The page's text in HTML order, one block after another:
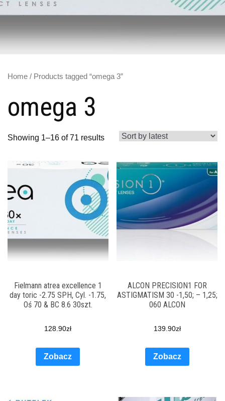
Home / Products tagged “omega 3”
omega 3
Showing 1–16 of 71 results
Fielmann atrea excellence 1
day toric -2.75 SPH, Cyl. -1.75,
Oś 70 & BC 8.6 30szt.
128.90zł
Zobacz
ALCON PRECISION1 FOR
ASTIGMATISM 30 -1,50; – 1,25;
060 ALCON
139.90zł
Zobacz